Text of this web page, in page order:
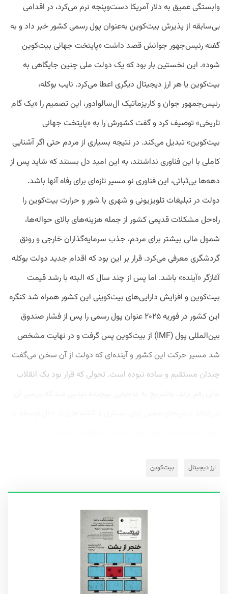
وابستگی عمیق به دلار آمریکا دست‌وپنجه نرم می‌کرد، در اقدامی
بی‌سابقه از پذیرش بیت‌کوین به‌عنوان پول رسمی کشور خبر داد و به
گفته رئيس‌جهور جوانش قصد داشت «پایتخت جهانی بیت‌کوین
شود». این نخستین‌ بار بود که یک دولت ملی چنین جایگاهی به
بیت‌کوین یا هر ارز دیجیتال دیگری اعطا می‌کرد. نایب بوکله،
رئیس‌جمهور جوان و کاریزماتیک ال‌سالوادور، این تصمیم را «یک گام
تاریخی» توصیف کرد و گفت کشورش را به «پایتخت جهانی
بیت‌کوین» تبدیل می‌کند. در نتیجه بسیاری از مردم حتی اگر آشنایی
کاملی با این فناوری نداشتند، به این امید دل بستند که شاید پس از
دهه‌ها بی‌ثباتی، این فناوری نو مسیر تازه‌ای برای رفاه آنها باشد.
دولت در تبلیغات تلویزیونی و شهری با شور و حرارت بیت‌کوین را
راه‌حل مشکلات قدیمی کشور از جمله هزینه‌های بالای حواله‌ها،
شمول مالی بیشتر برای مردم، جذب سرمایه‌گذاران خارجی و رونق
گردشگری معرفی می‌کرد. قرار بر این بود که اقدام جدید دولت بوکله
آغازگر «آینده» باشد. اما پس از چند سال که البته با رشد قیمت
بیت‌کوین و افزایش دارایی‌های بیت‌کوینی این کشور همراه شد کنگره
این کشور در فوریه ۲۰۲۵ عنوان پول رسمی را پس از فشار صندوق
بین‌المللی پول (IMF) از بیت‌کوین پس گرفت و در نهایت مشخص
شد مسیر حرکت این کشور و آینده‌ای که دولت از آن سخن می‌گفت
چندان مستقیم و ساده نبوده است. تحولی که قرار بود یک انقلاب
ارز دیجیتال بیت‌کوین